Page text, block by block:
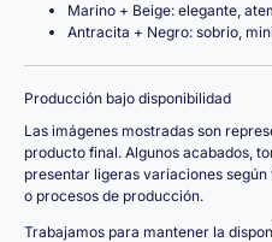
Marino + Beige: elegante,
Antracita + Negro: sobrio,
Producción bajo disponibilidad
Las imágenes mostradas son
producto final. Algunos acabados,
presentar ligeras variaciones
o procesos de producción.
Trabajamos para mantener la